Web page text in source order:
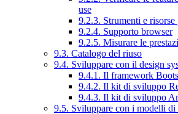
use
9.2.3. Strumenti e
9.2.4. Supporto browser
9.2.5. Misurare le
9.3. Catalogo del riuso
9.4. Sviluppare con il design
9.4.1. Il framework
9.4.2. Il kit di sviluppo
9.4.3. Il kit di sviluppo
9.5. Sviluppare con i modelli di